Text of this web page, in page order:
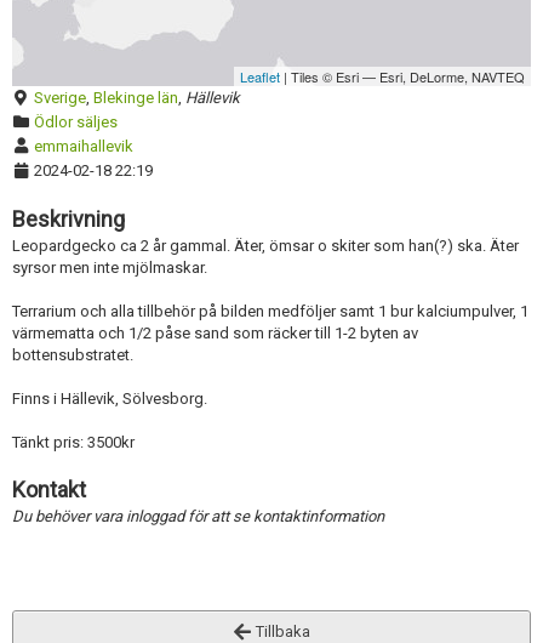
Leaflet | Tiles © Esri — Esri, DeLorme, NAVTEQ
Sverige, Blekinge län, Hällevik
Ödlor säljes
emmaihallevik
2024-02-18 22:19
Beskrivning
Leopardgecko ca 2 år gammal. Äter, ömsar o skiter som han(?) ska. Äter
syrsor men inte mjölmaskar.
Terrarium och alla tillbehör på bilden medföljer samt 1 bur kalciumpulver, 1
värmematta och 1/2 påse sand som räcker till 1-2 byten av
bottensubstratet.
Finns i Hällevik, Sölvesborg.
Tänkt pris: 3500kr
Kontakt
Du behöver vara inloggad för att se kontaktinformation
Tillbaka